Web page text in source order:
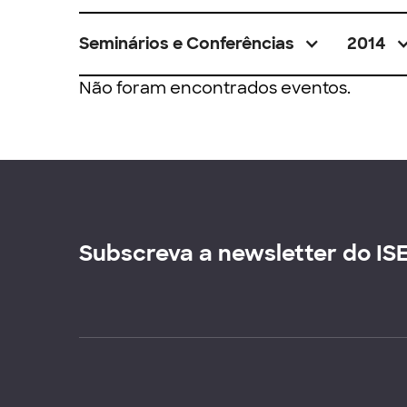
Seminários e Conferências 2014
Não foram encontrados eventos.
Subscreva a newsletter do